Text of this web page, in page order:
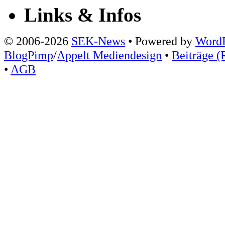
Links & Infos
© 2006-2026 SEK-News • Powered by
BlogPimp/Appelt Mediendesign • Beiträge
• AGB